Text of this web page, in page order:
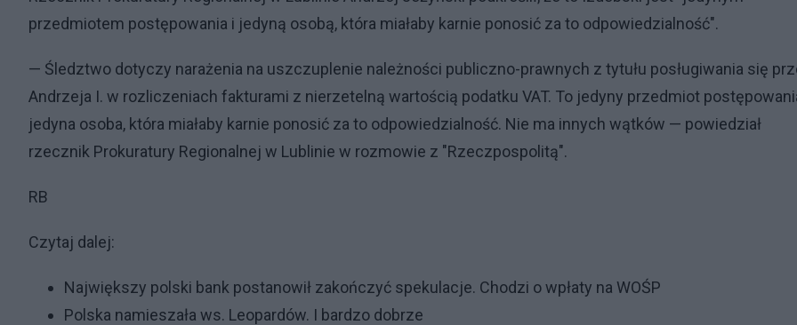
przedmiotem postępowania i jedyną osobą, która miałaby karnie ponosić za to odpowiedzialność".
— Śledztwo dotyczy narażenia na uszczuplenie należności publiczno-prawnych z tytułu posługiwania się
Andrzeja I. w rozliczeniach fakturami z nierzetelną wartością podatku VAT. To jedyny przedmiot
jedyna osoba, która miałaby karnie ponosić za to odpowiedzialność. Nie ma innych wątków — powiedział
rzecznik Prokuratury Regionalnej w Lublinie w rozmowie z "Rzeczpospolitą".
RB
Czytaj dalej:
Największy polski bank postanowił zakończyć spekulacje. Chodzi o wpłaty na WOŚP
Polska namieszała ws. Leopardów. I bardzo dobrze